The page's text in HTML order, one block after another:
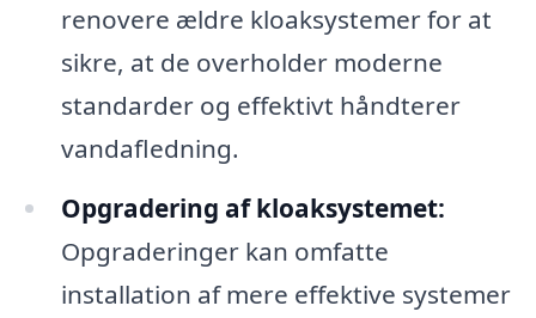
renovere ældre kloaksystemer for at
sikre, at de overholder moderne
standarder og effektivt håndterer
vandafledning.
Opgradering af kloaksystemet:
Opgraderinger kan omfatte
installation af mere effektive systemer